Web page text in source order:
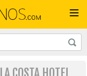
HOTEL